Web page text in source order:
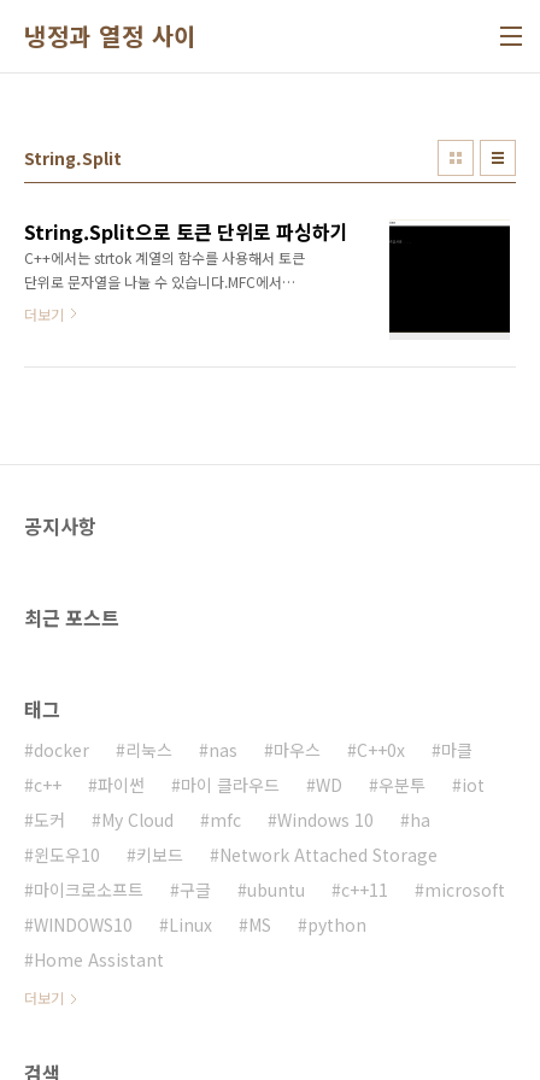
냉정과 열정 사이
String.Split
String.Split으로 토큰 단위로 파싱하기
C++에서는 strtok 계열의 함수를 사용해서 토큰
단위로 문자열을 나눌 수 있습니다.MFC에서는
AfxExtractSubString() 함수를 통해서 문자열
입니다. static void Main(string[] args) {
더보기
공지사항
최근 포스트
태그
docker 리눅스 nas 마우스 C++0x
마클
c++
파이썬 마이 클라우드 WD 우분투
iot
도커
My Cloud mfc Windows 10
ha
윈도우10
키보드
Network Attached Storage
마이크로소프트
구글 ubuntu c++11
microsoft
WINDOWS10
Linux MS
python
Home Assistant
더보기
검색